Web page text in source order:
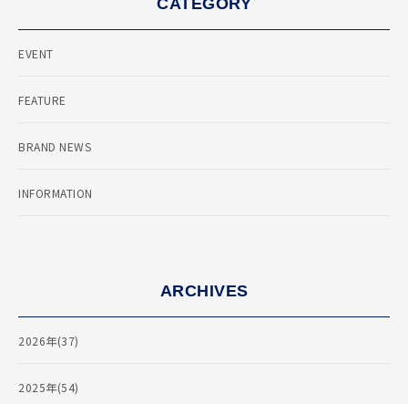
CATEGORY
EVENT
FEATURE
BRAND NEWS
INFORMATION
ARCHIVES
2026年(37)
2025年(54)